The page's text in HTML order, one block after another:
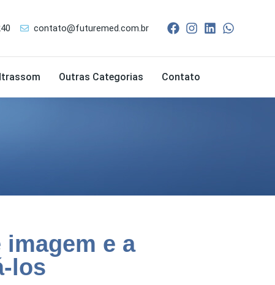
contato@futuremed.com.br
Outras Categorias Contato
e a
los